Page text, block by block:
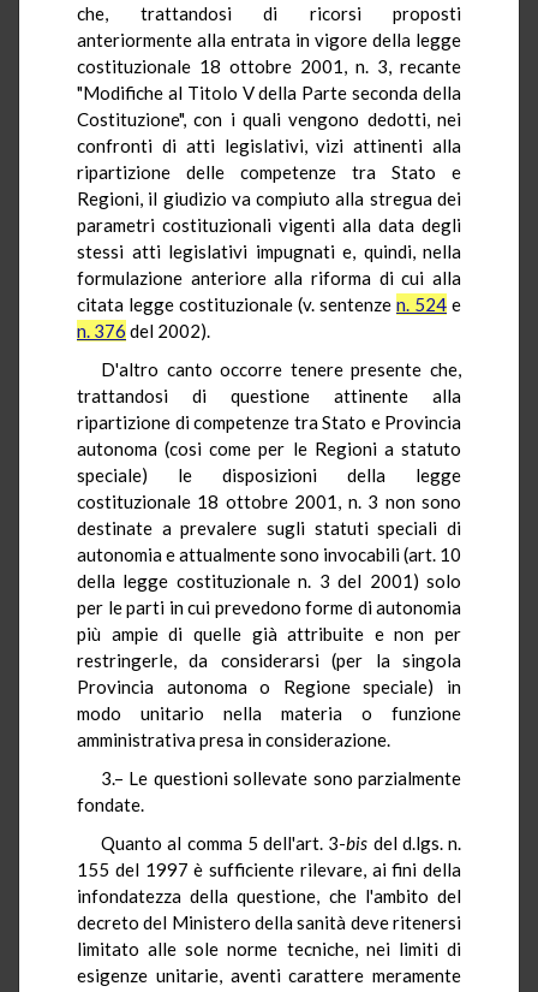
che, trattandosi di ricorsi proposti
anteriormente alla entrata in vigore della legge
costituzionale 18 ottobre 2001, n. 3, recante
"Modifiche al Titolo V della Parte seconda della
Costituzione", con i quali vengono dedotti, nei
confronti di atti legislativi, vizi attinenti alla
ripartizione delle competenze tra Stato e
Regioni, il giudizio va compiuto alla stregua dei
parametri costituzionali vigenti alla data degli
stessi atti legislativi impugnati e, quindi, nella
formulazione anteriore alla riforma di cui alla
citata legge costituzionale (v. sentenze n. 524 e
n. 376 del 2002).
D'altro canto occorre tenere presente che,
trattandosi di questione attinente alla
ripartizione di competenze tra Stato e Provincia
autonoma (cosi come per le Regioni a statuto
speciale) le disposizioni della legge
costituzionale 18 ottobre 2001, n. 3 non sono
destinate a prevalere sugli statuti speciali di
autonomia e attualmente sono invocabili (art. 10
della legge costituzionale n. 3 del 2001) solo
per le parti in cui prevedono forme di autonomia
più ampie di quelle già attribuite e non per
restringerle, da considerarsi (per la singola
Provincia autonoma o Regione speciale) in
modo unitario nella materia o funzione
amministrativa presa in considerazione.
3.– Le questioni sollevate sono parzialmente
fondate.
Quanto al comma 5 dell'art. 3-bis del d.lgs. n.
155 del 1997 è sufficiente rilevare, ai fini della
infondatezza della questione, che l'ambito del
decreto del Ministero della sanità deve ritenersi
limitato alle sole norme tecniche, nei limiti di
esigenze unitarie, aventi carattere meramente